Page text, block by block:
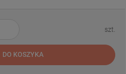
szt.
DO KOSZYKA